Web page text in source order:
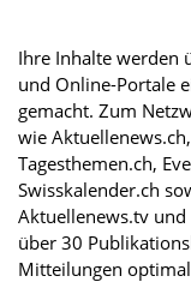
Ihre Inhalte werden
und Online-Portale
gemacht. Zum
wie
Tagesthemen.ch,
Swisskalender.ch
Aktuellenews.tv und
über 30
Mitteilungen